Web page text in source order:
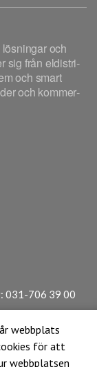
webbplats
för att
webbplatsen